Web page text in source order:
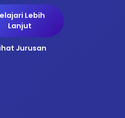
Lebih
Lanjut
Jurusan